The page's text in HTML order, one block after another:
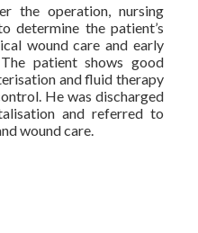
the operation, nursing
determine the patient’s
wound care and early
patient shows good
and fluid therapy
He was discharged
and referred to
wound care.